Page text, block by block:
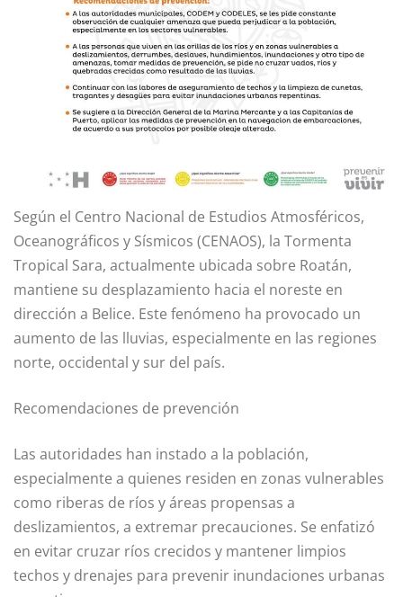
Según el Centro Nacional de Estudios Atmosféricos,
Oceanográficos y Sísmicos (CENAOS), la Tormenta
Tropical Sara, actualmente ubicada sobre Roatán,
mantiene su desplazamiento hacia el noreste en
dirección a Belice. Este fenómeno ha provocado un
aumento de las lluvias, especialmente en las regiones
norte, occidental y sur del país.
Recomendaciones de prevención
Las autoridades han instado a la población,
especialmente a quienes residen en zonas vulnerables
como riberas de ríos y áreas propensas a
deslizamientos, a extremar precauciones. Se enfatizó
en evitar cruzar ríos crecidos y mantener limpios
techos y drenajes para prevenir inundaciones urbanas